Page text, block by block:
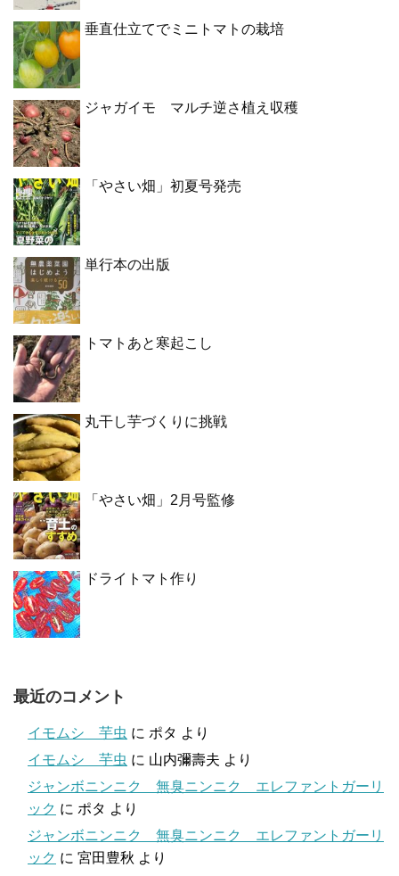
垂直仕立てでミニトマトの栽培
ジャガイモ マルチ逆さ植え収穫
「やさい畑」初夏号発売
単行本の出版
トマトあと寒起こし
丸干し芋づくりに挑戦
「やさい畑」2月号監修
ドライトマト作り
最近のコメント
イモムシ 芋虫 に ポタ より
イモムシ 芋虫 に 山内彌壽夫 より
ジャンボニンニク 無臭ニンニク エレファントガーリ
ック に ポタ より
ジャンボニンニク 無臭ニンニク エレファントガーリ
ック に 宮田豊秋 より